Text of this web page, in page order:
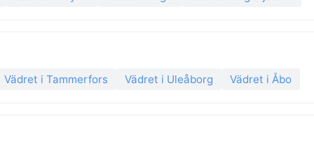
Vädret i Tammerfors Vädret i Uleåborg Vädret i Åbo